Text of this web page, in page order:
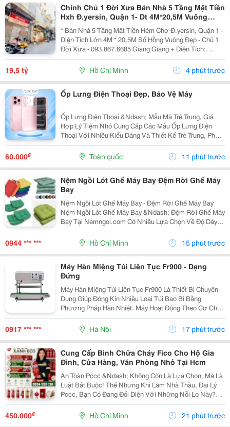
Chính Chủ 1 Đời Xưa Bán Nhà 5 Tầng Mặt Tiền
Hxh Đ.yersin, Quận 1- Dt 4M*20,5M Vuông
Đẹp- Giá Tốt Chỉ 19,5T- Nh Định Giá 19T- Khai
Thác Dòng
* Bán Nhà 5 Tầng Mặt Tiền Hẻm Chợ Đ.yersin, Quận 1 -
Diện Tích Lớn 4M * 20,5M Sổ Hồng Vuông Đẹp - Chủ 1
Đời Xưa - 093.867.6685 Giang Giang + Diện Tích:
80M2. + Kết Cấu: 5 Tầng Btct - 6Pn - 6 Wc. + Ngay Chợ
Bến Thành &Amp; Chợ Dân Sinh - Khu Vực...
19,5 tỷ Hồ Chí Minh 4 phút trước
Ốp Lưng Điện Thoại Đẹp, Bảo Vệ Máy
Ốp Lưng Điện Thoại &Ndash; Mẫu Mã Trẻ Trung, Giá
Hợp Lý Tiệm Nhỏ Cung Cấp Các Mẫu Ốp Lưng Điện
Thoại Với Nhiều Kiểu Dáng Và Thiết Kế Trẻ Trung, Phù
Hợp Với Học Sinh, Sinh Viên Và Người Dùng Yêu Thích
Phụ Kiện Điện Thoại. Ốp Được Thiết Kế Vừa Vặn...
60.000₫ Toàn quốc 11 phút trước
Nệm Ngồi Lót Ghế Máy Bay Đệm Rời Ghế Máy
Bay
Nệm Ngồi Lót Ghế Máy Bay - Đệm Rời Ghế Máy Bay
Nệm Ngồi Lót Ghế Máy Bay &Ndash; Đệm Rời Ghế Máy
Bay Tại Nemngoi.com Có Nhiều Lựa Chọn Về Độ Dày,
Ruột Nệm, Chất Liệu Vỏ Và Kích Thước Để Đáp Ứng
Nhu Cầu Người Mua. Sản Phẩm Đang Có Khuyến Mãi,
Ưu Đãi...
0944 *** *** Hồ Chí Minh 15 phút trước
Máy Hàn Miệng Túi Liên Tục Fr900 - Dạng
Đứng
Máy Hàn Miệng Túi Liên Tục Fr900 Là Thiết Bị Chuyên
Dụng Giúp Đóng Kín Nhiều Loại Túi Bao Bì Bằng
Phương Pháp Hàn Nhiệt. Máy Hoạt Động Theo Cơ Chế
Liên Tục, Hỗ Trợ Tăng Tốc Độ Đóng Gói Và Tạo Đường
Hàn Đều Trên Từng Sản Phẩm. Đây Là Lựa Chọn Phù
0917 *** *** Hà Nội 17 phút trước
Cung Cấp Bình Chữa Cháy Fico Cho Hộ Gia
Đình, Cửa Hàng, Văn Phòng Nhỏ Tại Hcm
An Toàn Pccc &Ndash; Không Còn Là Lựa Chọn, Mà Là
Luật Bắt Buộc! Thế Nhưng Khi Làm Nhà Thầu, Đại Lý
Pccc, Bạn Có Đang Đối Diện Với Những Nỗi Lo Này?
Đại Lý Nhỏ: Sợ Ôm Hàng, Vốn Chôn, Rủi Ro Cao. Nhà
Thầu: Hồ Sơ Pháp Lý Không Đủ, Công Trình Chậm...
450.000₫ Hồ Chí Minh 21 phút trước